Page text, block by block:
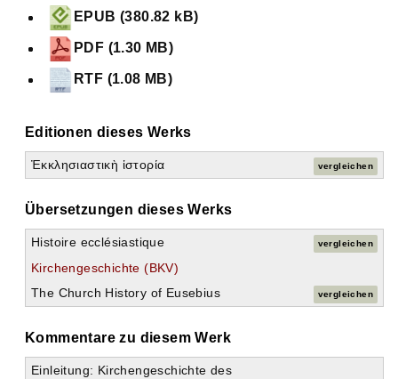
EPUB (380.82 kB)
PDF (1.30 MB)
RTF (1.08 MB)
Editionen dieses Werks
Ἐκκλησιαστικὴ ἱστορία vergleichen
Übersetzungen dieses Werks
Histoire ecclésiastique vergleichen
Kirchengeschichte (BKV)
The Church History of Eusebius
vergleichen
Kommentare zu diesem Werk
Einleitung: Kirchengeschichte des